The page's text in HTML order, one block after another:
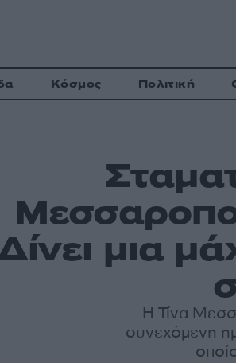
Κόσμος Πολιτική
μια
Η Τίνα
συνεχόμενη